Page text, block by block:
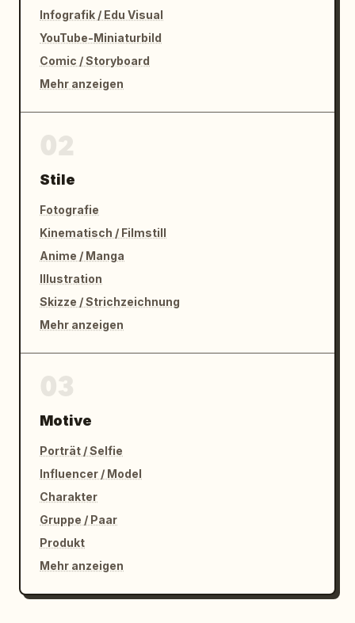
Infografik / Edu Visual
YouTube-Miniaturbild
Comic / Storyboard
Mehr anzeigen
Stile
Fotografie
Kinematisch / Filmstill
Anime / Manga
Illustration
Skizze / Strichzeichnung
Mehr anzeigen
Motive
Porträt / Selfie
Influencer / Model
Charakter
Gruppe / Paar
Produkt
Mehr anzeigen